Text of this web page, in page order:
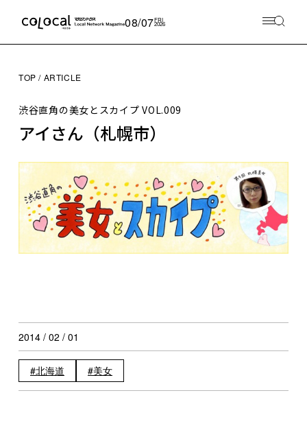
08/07FRI
2026
TOP ARTICLE
渋谷直角の美女とスカイプVOL.009
アイさん（札幌市）
2014 / 02 / 01
北海道 美女